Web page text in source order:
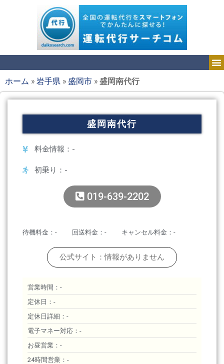
ホーム »岩手県 » 盛岡市 »盛岡南代行
盛岡南代行
料金情報：-
初乗り：-
019-639-2202
待機料金：- 回送料金：- キャンセル料金：-
公式サイト：情報がありません
営業時間：-
定休日：-
定休日詳細：-
電子マネー対応：-
お昼営業：-
24時間営業：-